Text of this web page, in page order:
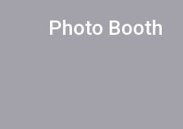
Photo Booth